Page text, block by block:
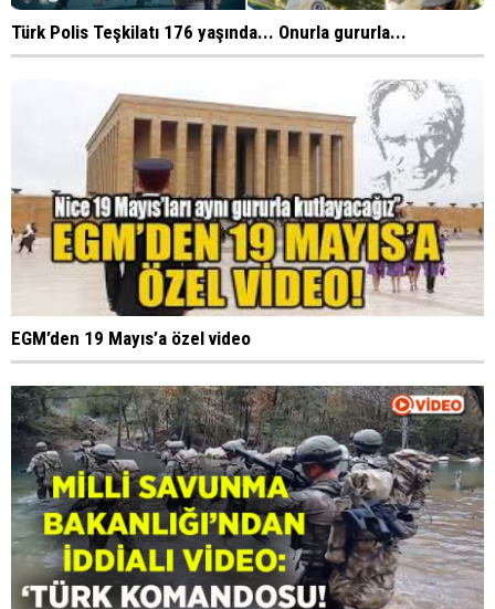
Türk Polis Teşkilatı 176 yaşında... Onurla gururla...
EGM’den 19 Mayıs’a özel video